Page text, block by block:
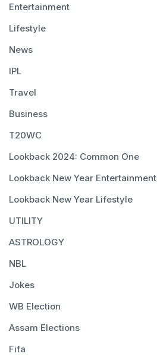
Entertainment
Lifestyle
News
IPL
Travel
Business
T20WC
Lookback 2024: Common One
Lookback New Year Entertainment
Lookback New Year Lifestyle
UTILITY
ASTROLOGY
NBL
Jokes
WB Election
Assam Elections
Fifa